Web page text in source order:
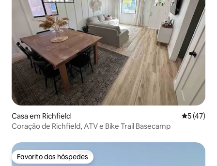
Casa em Richfield
5 (47)
Coração de Richfield, ATV e Bike Trail Basecamp
Favorito dos hóspedes
Favorito dos hóspedes